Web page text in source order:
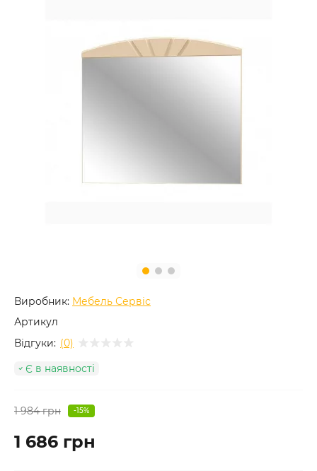
Виробник: Мебель Сервіс
Артикул
Відгуки: (0)
Є в наявності
1 984 грн -15%
1 686 грн